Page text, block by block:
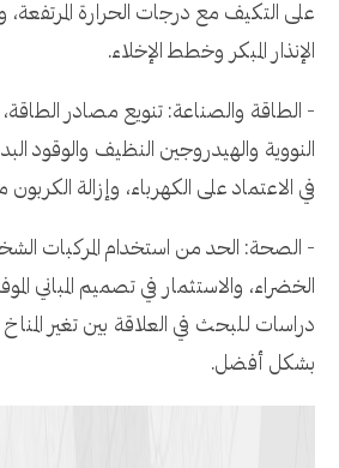
على التكيف مع درجات الحرارة المرتفعة،
الإنذار المبكر وخطط الإخلاء.
- الطاقة والصناعة: تنويع مصادر الطاقة،
النووية والهيدروجين النظيف والوقود
في الاعتماد على الكهرباء، وإزالة
- الصحة: الحد من استخدام المركبات
الخضراء، والاستثمار في تصميم المباني
دراسات للبحث في العلاقة بين تغير المناخ
بشكل أفضل.